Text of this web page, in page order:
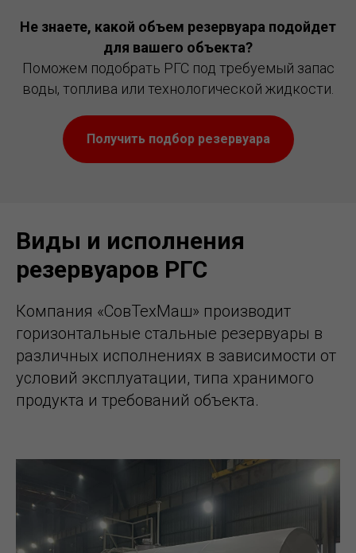
Не знаете, какой объем резервуара подойдет
для вашего объекта?
Поможем подобрать РГС под требуемый запас
воды, топлива или технологической жидкости.
Получить подбор резервуара
Виды и исполнения
резервуаров РГС
Компания «СовТехМаш» производит
горизонтальные стальные резервуары в
различных исполнениях в зависимости от
условий эксплуатации, типа хранимого
продукта и требований объекта.